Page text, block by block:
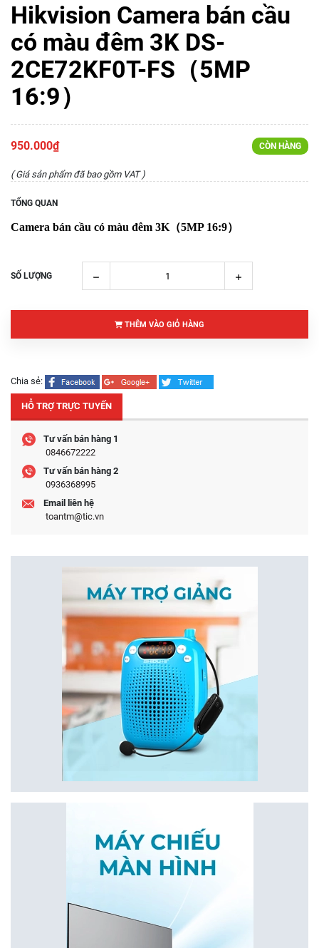
Hikvision Camera bán cầu
có màu đêm 3K DS-
2CE72KF0T-FS（5MP
16:9）
950.000₫ CÒN HÀNG
( Giá sản phẩm đã bao gồm VAT )
TỔNG QUAN
Camera bán cầu có màu đêm 3K（5MP 16:9）
SỐ LƯỢNG
THÊM VÀO GIỎ HÀNG
Chia sẻ:
HỖ TRỢ TRỰC TUYẾN
Tư vấn bán hàng 1
0846672222
Tư vấn bán hàng 2
0936368995
Email liên hệ
toantm@tic.vn